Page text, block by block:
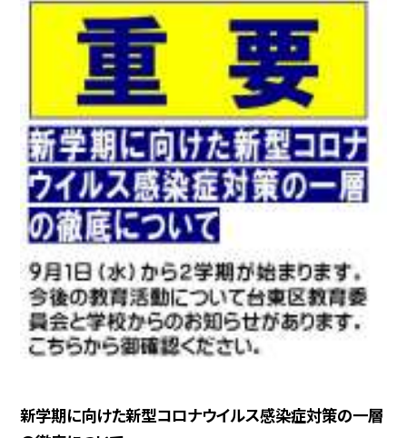
新学期に向けた新型コロナウイルス感染症対策の一層